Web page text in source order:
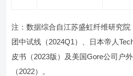
注：数据综合自江苏盛虹纤维研究
团中试线（2024Q1）、日本帝人
皮书（2023版）及美国Gore公司户
（2022）。